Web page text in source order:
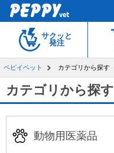
サクッと
発注
ペピイベット カテゴリから探す
カテゴリから探す
動物用医薬品